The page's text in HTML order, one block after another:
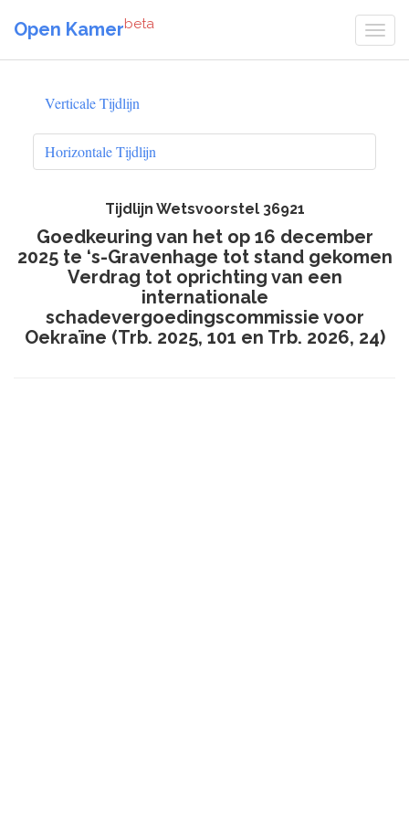
Open Kamerbeta
Verticale Tijdlijn
Horizontale Tijdlijn
Tijdlijn Wetsvoorstel 36921
Goedkeuring van het op 16 december
2025 te ‘s-Gravenhage tot stand gekomen
Verdrag tot oprichting van een
internationale
schadevergoedingscommissie voor
Oekraïne (Trb. 2025, 101 en Trb. 2026, 24)